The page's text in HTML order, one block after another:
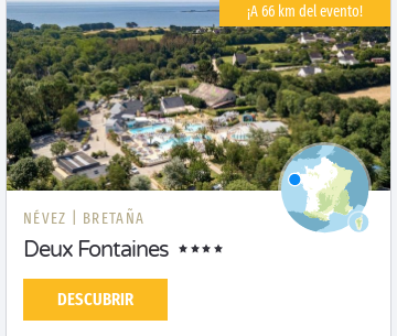
¡A 66 km del evento!
NÉVEZ | BRETAÑA
Deux Fontaines
DESCUBRIR